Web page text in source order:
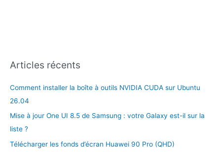
Articles récents
Comment installer la boîte à outils NVIDIA CUDA sur Ubuntu
26.04
Mise à jour One UI 8.5 de Samsung : votre Galaxy est-il sur la
liste ?
Télécharger les fonds d’écran Huawei 90 Pro (QHD)